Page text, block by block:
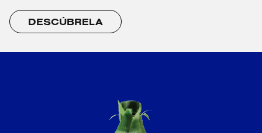
DESCÚBRELA